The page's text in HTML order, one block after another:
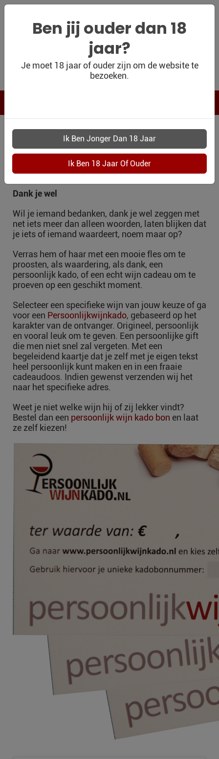
WIJNSHOP
WIJN BLOG
WIJN OUTLET
PERSOONLIJK-
WIJN-
KADOBON
CONTACT
Ben jij ouder dan 18
jaar?
Je moet 18 jaar of ouder zijn om de website te
bezoeken.
GELEGENHEID
DANK JE WEL
Dank je wel
Wil je iemand bedanken, dank je wel zeggen met
net iets meer dan alleen woorden, laten blijken dat
je iets of iemand waardeert, noem maar op?
Verras hem of haar met een mooie fles om te
proosten, als waardering, als dank, een
persoonlijk kado, of een echt wijn cadeau om te
proeven op een geschikt moment.
Selecteer een specifieke wijn van jouw keuze of ga
voor een Persoonlijkwijnkado, gebaseerd op het
karakter van de ontvanger. Origineel, persoonlijk
en vooral leuk om te geven. Een persoonlijke gift
die men niet snel zal vergeten. Met een
begeleidend kaartje dat je zelf met je eigen tekst
heel persoonlijk kunt maken en in een fraaie
cadeaudoos. Indien gewenst verzenden wij het
naar het specifieke adres.
Weet je niet welke wijn hij of zij lekker vindt?
Bestel dan een persoonlijk wijn kado bon en laat
ze zelf kiezen!